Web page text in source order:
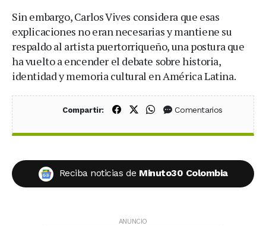
Sin embargo, Carlos Vives considera que esas
explicaciones no eran necesarias y mantiene su
respaldo al artista puertorriqueño, una postura que
ha vuelto a encender el debate sobre historia,
identidad y memoria cultural en América Latina.
Compartir: Compartir en Facebook
Compartir en X (Twitter)
Compartir en WhatsApp
Comentarios
Reciba noticias de Minuto30 Colombia
ANUNCIO